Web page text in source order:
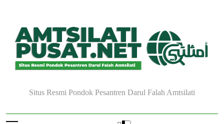
content
Situs Resmi Pondok Pesantren Darul Falah Amtsilati